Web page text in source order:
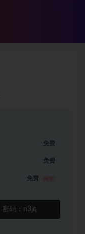
免费
免费
免费
密码： n3jq